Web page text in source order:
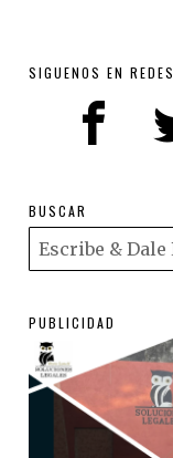
SIGUENOS EN REDES
BUSCAR
PUBLICIDAD